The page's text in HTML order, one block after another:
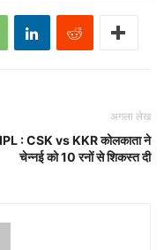
अगला लेख
IPL : CSK vs KKR कोलकाता ने
चेन्नई को 10 रनों से शिकस्त दी